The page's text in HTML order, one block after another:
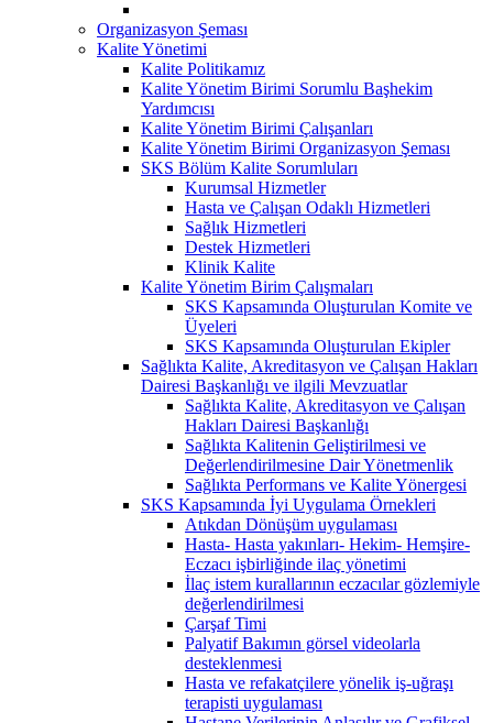
Organizasyon Şeması
Kalite Yönetimi
Kalite Politikamız
Kalite Yönetim Birimi Sorumlu Başhekim
Yardımcısı
Kalite Yönetim Birimi Çalışanları
Kalite Yönetim Birimi Organizasyon Şeması
SKS Bölüm Kalite Sorumluları
Kurumsal Hizmetler
Hasta ve Çalışan Odaklı Hizmetleri
Sağlık Hizmetleri
Destek Hizmetleri
Klinik Kalite
Kalite Yönetim Birim Çalışmaları
SKS Kapsamında Oluşturulan Komite ve
Üyeleri
SKS Kapsamında Oluşturulan Ekipler
Sağlıkta Kalite, Akreditasyon ve Çalışan Hakları
Dairesi Başkanlığı ve ilgili Mevzuatlar
Sağlıkta Kalite, Akreditasyon ve Çalışan
Hakları Dairesi Başkanlığı
Sağlıkta Kalitenin Geliştirilmesi ve
Değerlendirilmesine Dair Yönetmenlik
Sağlıkta Performans ve Kalite Yönergesi
SKS Kapsamında İyi Uygulama Örnekleri
Atıkdan Dönüşüm uygulaması
Hasta- Hasta yakınları- Hekim- Hemşire-
Eczacı işbirliğinde ilaç yönetimi
İlaç istem kurallarının eczacılar gözlemiyle
değerlendirilmesi
Çarşaf Timi
Palyatif Bakımın görsel videolarla
desteklenmesi
Hasta ve refakatçilere yönelik iş-uğraşı
terapisti uygulaması